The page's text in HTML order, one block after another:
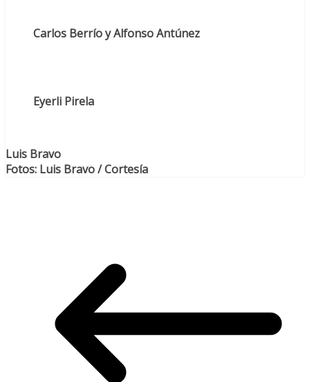
Carlos Berrío y Alfonso Antúnez
Eyerli Pirela
Luis Bravo
Fotos: Luis Bravo / Cortesía